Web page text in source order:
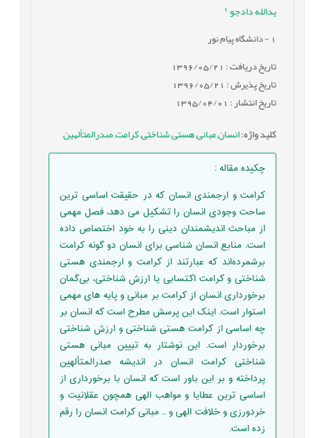
یدالله دادجو1
- دانشگاه پیام نور
تاریخ دریافت : 1396/05/21
تاریخ پذیرش : 1396/05/21
تاریخ انتشار : 1395/04/01
کلید واژه:انسان,مبانی,هستی شناختی,کرامت,صدرالمتألهین,
چکیده مقاله:
کرامت و ارجمندی انسان که در حقیقت اساسی ترین
ساحت وجودی انسان را تشکیل می دهد، فصل مهمی
از مباحث اندیشمندان دینی را به خود اختصاص داده
است. منابع انسان شناسی برای انسان دو گونه کرامت
برشمرده‌اند که عبارتند از کرامت و ارجمندی هستی
شناختی و کرامت اکتسابی یا ارزش شناختی، بی‌گمان
برخورداری انسان از کرامت بر مبانی و پایه های مهمی
استوار است. اینک این پرسش مطرح است که انسان بر
چه اساسی از کرامت هستی شناختی و ارزش شناختی
برخوردار است. این نوشتار به تبیین مبانی هستی
شناختی کرامت انسان در اندیشه صدرالمتألهین
پرداخته و بر این باور است که انسان با برخورداری از
اساسی ترین عطایا و مواهب الهی همچون عقلانیت و
خردورزی و خلافت الهی و .. مبانی کرامت انسان را رقم
زده است.